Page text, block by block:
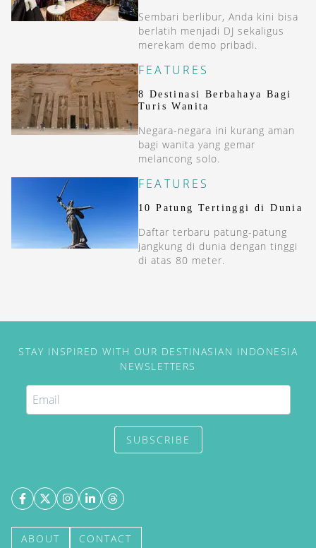
Sembari berlibur, Anda kini bisa
berlatih menjadi DJ sekaligus
merekam demo pribadi.
FEATURES
8 Destinasi Berbahaya Bagi
Turis Wanita
Negara-negara ini kurang aman
bagi wanita yang gemar
melancong solo.
FEATURES
10 Patung Tertinggi di Dunia
Daftar terbaru patung-patung
jangkung di dunia dengan tinggi
di atas 80 meter.
STAY INSPIRED WITH OUR DESTINASIAN INDONESIA
NEWSLETTERS
SUBSCRIBE
ABOUT CONTACT